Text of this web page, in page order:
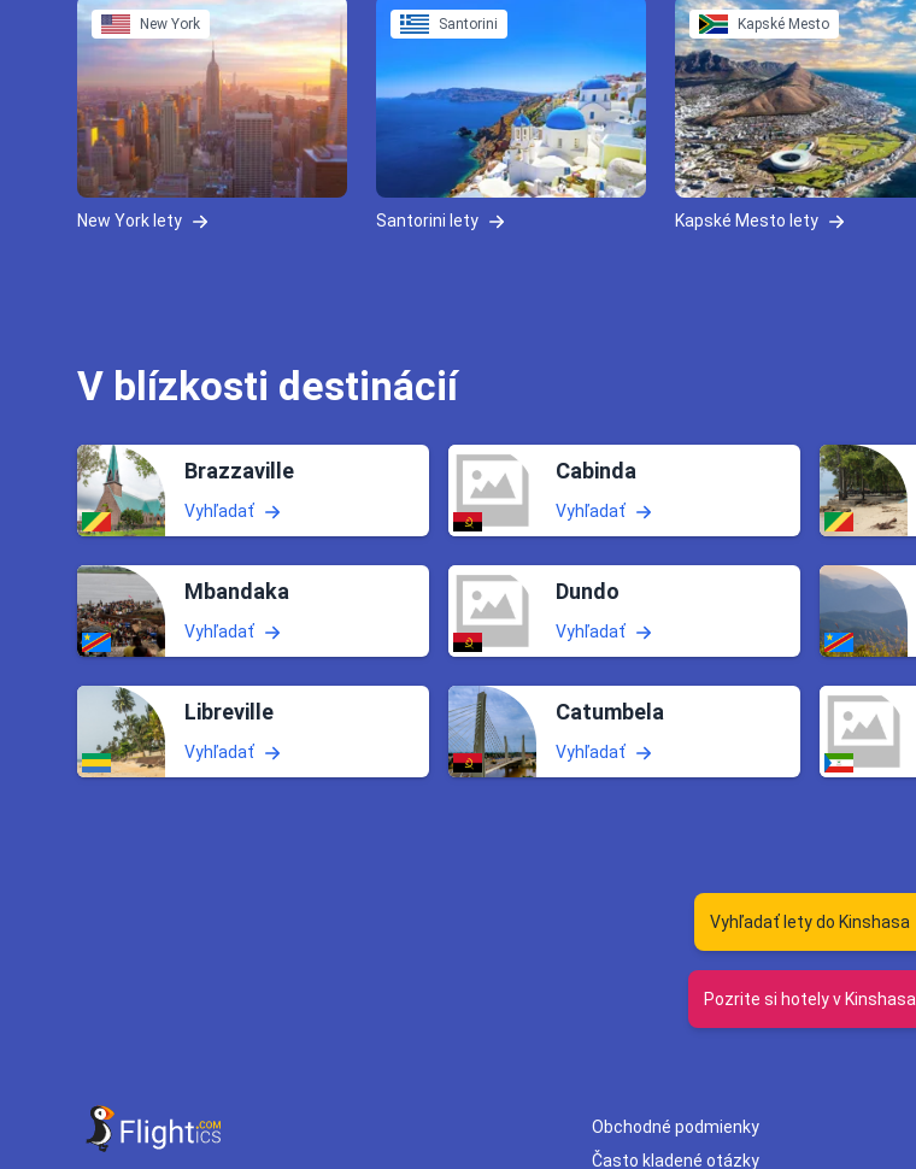
New York
New York lety
Santorini
Santorini lety
Kapské Mesto
Kapské Mesto lety
V blízkosti destinácií
Brazzaville
Vyhľadať
Cabinda
Vyhľadať
Mbandaka
Vyhľadať
Dundo
Vyhľadať
Libreville
Vyhľadať
Catumbela
Vyhľadať
Vyhľadať lety do Kinshasa
Pozrite si hotely v Kinshasa
Obchodné podmienky
Často kladené otázky